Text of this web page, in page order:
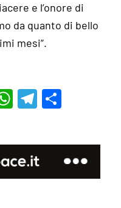
e l’onore di
da quanto di bello
mesi”.
WhatsApp
Telegram